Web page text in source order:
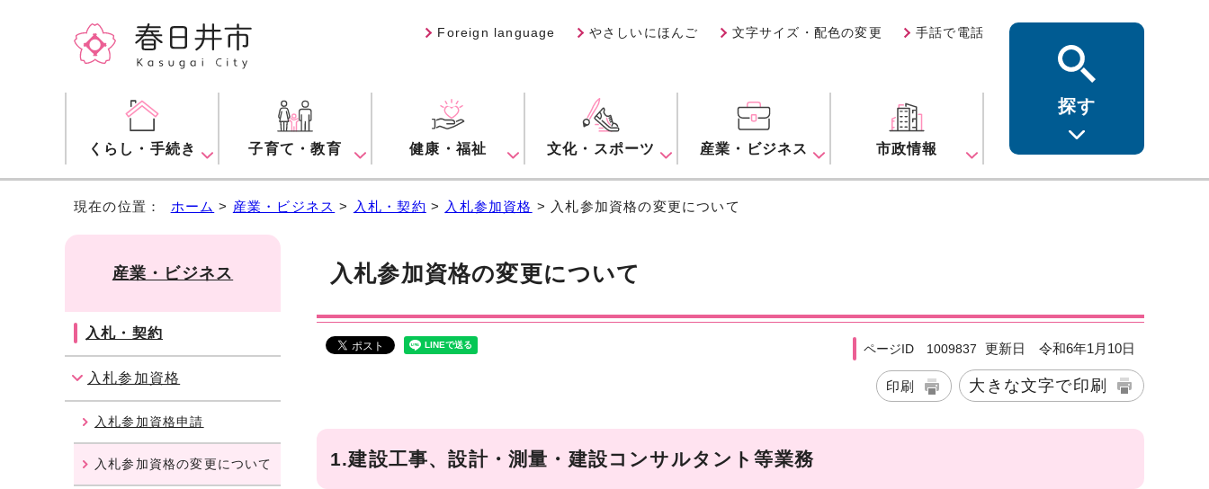
Foreign language やさしいにほんご 文字サイズ・配色の変更 手話で電話
くらし・手続き 子育て・教育 健康・福祉 文化・スポーツ 産業・ビジネス 市政情報
探す
現在の位置： ホーム > 産業・ビジネス > 入札・契約 > 入札参加資格 > 入札参加資格の変更について
入札参加資格の変更について
ページID 1009837 更新日 令和6年1月10日
印刷 大きな文字で印刷
1.建設工事、設計・測量・建設コンサルタント等業務
産業・ビジネス
入札・契約
入札参加資格
入札参加資格申請
入札参加資格の変更について